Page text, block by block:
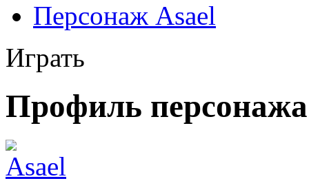
Персонаж Asael
Играть
Профиль